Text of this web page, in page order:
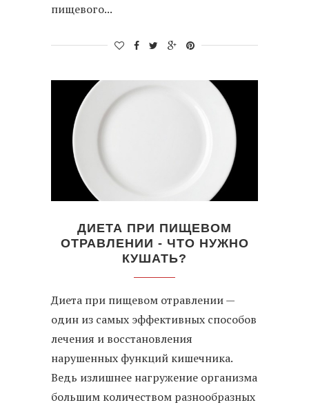
пищевого...
ДИЕТА ПРИ ПИЩЕВОМ
ОТРАВЛЕНИИ - ЧТО НУЖНО
КУШАТЬ?
Диета при пищевом отравлении —
один из самых эффективных способов
лечения и восстановления
нарушенных функций кишечника.
Ведь излишнее нагружение организма
большим количеством разнообразных